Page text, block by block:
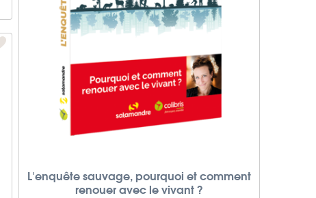
L'enquête sauvage, pourquoi et comment
renouer avec le vivant ?